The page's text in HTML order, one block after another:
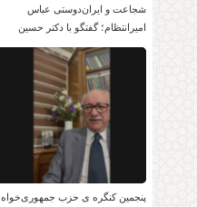
شجاعت و ایران‌دوستی عباس
امیرانتظام؛ گفتگو با دکتر حسین
موسویان
پنجمین کنگره ی حزب جمهوری‌خواه